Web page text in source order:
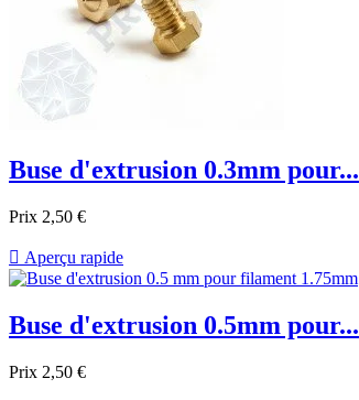
Buse d'extrusion 0.3mm pour...
Prix 2,50 €
 Aperçu rapide
Buse d'extrusion 0.5mm pour...
Prix 2,50 €